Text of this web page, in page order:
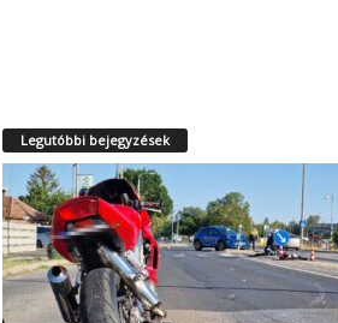
Legutóbbi bejegyzések